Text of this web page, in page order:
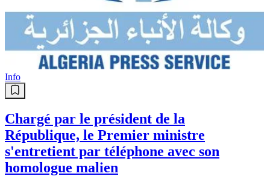
Info
Chargé par le président de la
République, le Premier ministre
s'entretient par téléphone avec son
homologue malien